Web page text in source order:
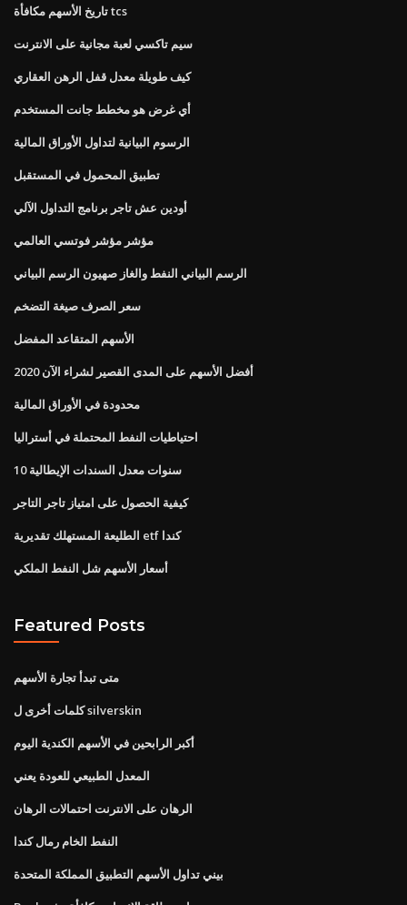
تاريخ الأسهم مكافأة tcs
سيم تاكسي لعبة مجانية على الانترنت
كيف طويلة معدل قفل الرهن العقاري
أي غرض هو مخطط جانت المستخدم
الرسوم البيانية لتداول الأوراق المالية
تطبيق المحمول في المستقبل
أودين عش تاجر برنامج التداول الآلي
مؤشر مؤشر فوتسي العالمي
الرسم البياني النفط والغاز صهيون الرسم البياني
سعر الصرف صيغة التضخم
الأسهم المتقاعد المفضل
أفضل الأسهم على المدى القصير لشراء الآن 2020
محدودة في الأوراق المالية
احتياطيات النفط المحتملة في أستراليا
10 سنوات معدل السندات الإيطالية
كيفية الحصول على امتياز تاجر التاجر
الطليعة المستهلك تقديرية etf كندا
أسعار الأسهم شل النفط الملكي
Featured Posts
متى تبدأ تجارة الأسهم
كلمات أخرى ل silverskin
أكبر الرابحين في الأسهم الكندية اليوم
المعدل الطبيعي للعودة يعني
الرهان على الانترنت احتمالات الرهان
النفط الخام رمال كندا
بيني تداول الأسهم التطبيق المملكة المتحدة